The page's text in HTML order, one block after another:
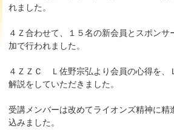
れました。
４Ｚ合わせて、１５名の新会員とスポンサ
加で行われました。
４ＺＺＣ Ｌ佐野宗弘より会員の心得を、
解説をしていただきました。
受講メンバーは改めてライオンズ精神に精
込みました。